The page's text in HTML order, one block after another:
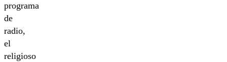
programa
de
radio,
el
religioso